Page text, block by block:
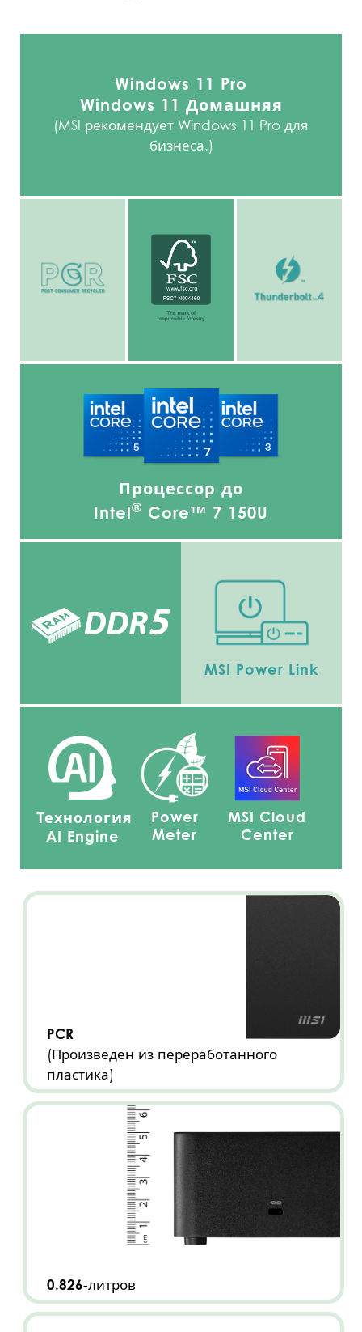
Windows 11 Pro
Windows 11 Домашняя
(MSI рекомендует Windows 11 Pro для
бизнеса.)
Процессор до
Intel® Core™ 7 150U
MSI Power Link
Технология
AI Engine
Power
Meter
MSI Cloud
Center
PCR
(Произведен из переработанного
пластика)
0.826-литров